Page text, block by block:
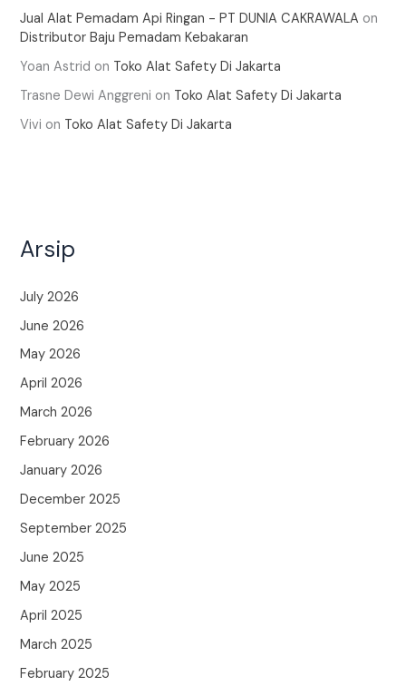
Jual Alat Pemadam Api Ringan - PT DUNIA CAKRAWALA on
Distributor Baju Pemadam Kebakaran
Yoan Astrid on Toko Alat Safety Di Jakarta
Trasne Dewi Anggreni on Toko Alat Safety Di Jakarta
Vivi on Toko Alat Safety Di Jakarta
Arsip
July 2026
June 2026
May 2026
April 2026
March 2026
February 2026
January 2026
December 2025
September 2025
June 2025
May 2025
April 2025
March 2025
February 2025